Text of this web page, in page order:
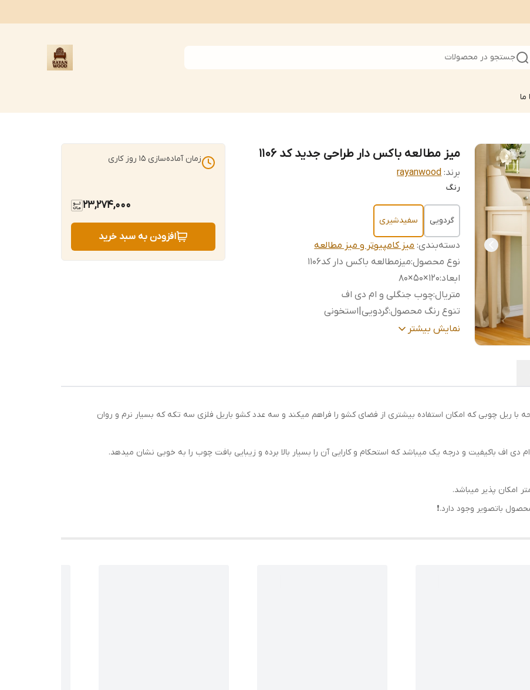
جستجو در محصولات
ما
میز مطالعه باکس دار طراحی جدید کد ۱۱۰۶
برند: rayanwood
رنگ
گردویی سفیدشیری
دسته‌بندی:میز کامپیوتر و میز مطالعه
نوع محصول:میزمطالعه باکس دار کد۱۱۰۶
ابعاد:۱۲۰×۵۰×۸۰
متریال:چوب جنگلی و ام دی اف
تنوع رنگ محصول:گردویی|استخونی
نوع ریل کشوهای بالا
نمایش بیشتر
زمان آماده‌سازی 15 روز کاری
23,274,000
افزودن به سبد خرید
بالای صفحه با ریل چوبی که امکان استفاده بیشتری از فضای کشو را فراهم میکند و سه عدد کشو باریل فلزی سه تکه که بسیار نرم و روان
اف باکیفیت و درجه یک میباشد که استحکام و کارایی آن را بسیار بالا برده و زیبایی بافت چوب را به خوبی نشان میدهد.
باتصویر وجود دارد.❗️